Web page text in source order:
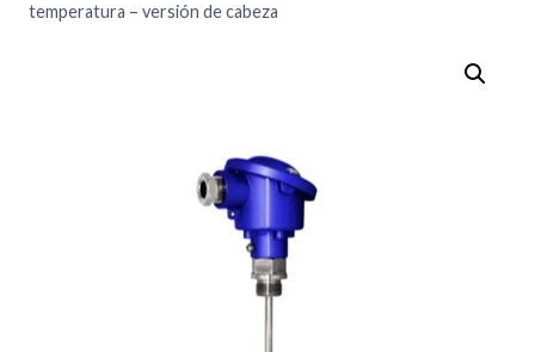
temperatura – versión de cabeza